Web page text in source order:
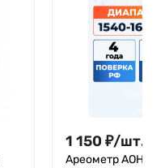
1 150 ₽/шт.
Ареометр АОН-1